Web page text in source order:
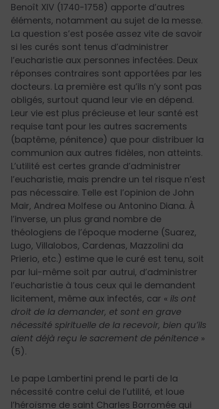
Benoît XIV (1740-1758) apporte d’autres
éléments, notamment au sujet de la messe.
La question s’est posée assez vite de savoir
si les curés sont tenus d’administrer
l’eucharistie aux personnes infectées. Deux
réponses contraires sont apportées par les
docteurs. La première est qu’ils n’y sont pas
obligés, surtout quand leur vie en dépend.
Leur vie est plus précieuse et leur santé est
requise tant pour les autres sacrements
(baptême, pénitence) que pour distribuer la
communion aux autres fidèles, non atteints.
L’utilité est certes grande d’administrer
l’eucharistie, mais prendre un tel risque n’est
pas nécessaire. Telle est l’opinion de John
Mair, Andrea Molfese ou Antonino Diana. À
l’inverse, un plus grand nombre de
théologiens de l’époque moderne (Suarez,
Lugo, Villalobos, Cardenas, Mazzolini da
Prierio, etc.) estime que le curé est tenu, soit
par lui-même soit par autrui, d’administrer
l’eucharistie à tous ceux qui le demandent
licitement, même aux infectés, car « ils ont
droit de la demander, et sont en grave
nécessité spirituelle de la recevoir, bien qu’ils
aient déjà reçu le sacrement de pénitence »
(5).
Le pape Lambertini prend le parti de la
nécessité contre celui de l’utilité, et loue
l’héroïsme de saint Charles Borromée qui